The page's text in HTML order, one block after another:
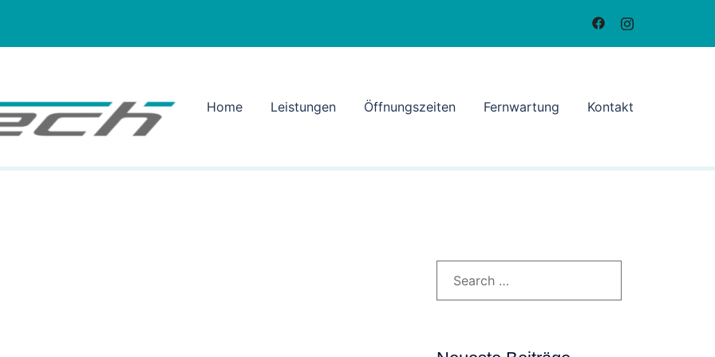
Home Leistungen Öffnungszeiten Fernwartung Kontakt